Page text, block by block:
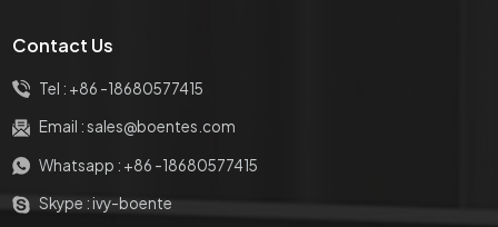
Contact Us
Tel : +86 -18680577415
Email :sales@boentes.com
Whatsapp : +86 -18680577415
Skype :ivy-boente